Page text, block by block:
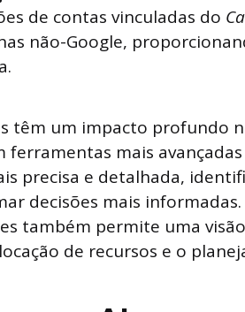
de contas vinculadas do
não-Google,
têm um impacto profundo
ferramentas mais
precisa e detalhada,
decisões mais
também permite uma
de recursos e o